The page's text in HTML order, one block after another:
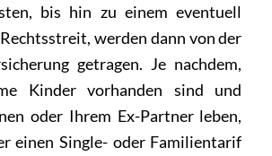
bis hin zu einem eventuell
werden dann von der
getragen. Je nachdem,
Kinder vorhanden sind und
oder Ihrem Ex-Partner leben,
einen Single- oder Familientarif